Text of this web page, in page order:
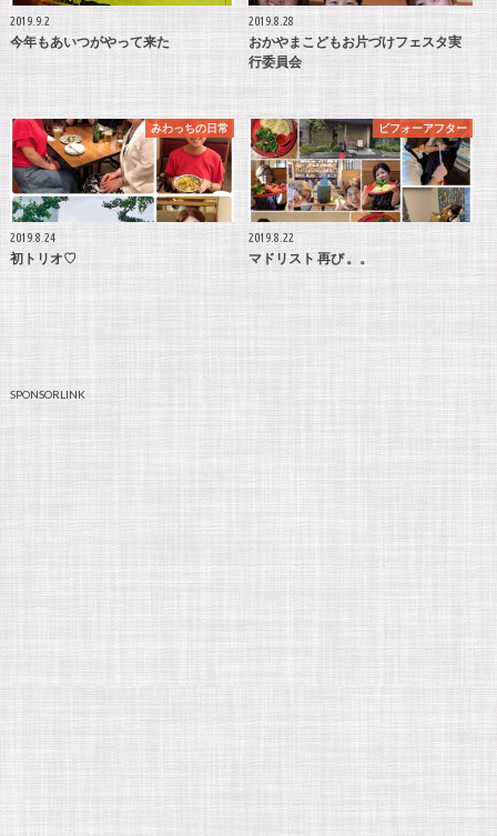
2019.9.2
今年もあいつがやって来た
2019.8.28
おかやまこどもお片づけフェスタ実
行委員会
みわっちの日常
2019.8.24
初トリオ♡
ビフォーアフター
2019.8.22
マドリスト 再び 。。
SPONSORLINK